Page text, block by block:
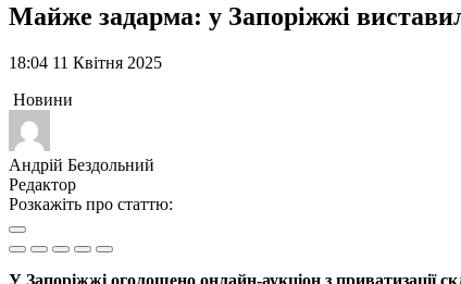
Майже задарма: у Запоріжжі
18:04 11 Квітня 2025
Новини
Андрій Бездольний
Редактор
Розкажіть про статтю:
У Запоріжжі оголошено онлайн-аукціон з приватизації